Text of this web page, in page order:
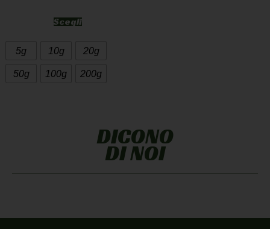
Scegli
5g 10g 20g
50g 100g 200g
DICONO
DI NOI